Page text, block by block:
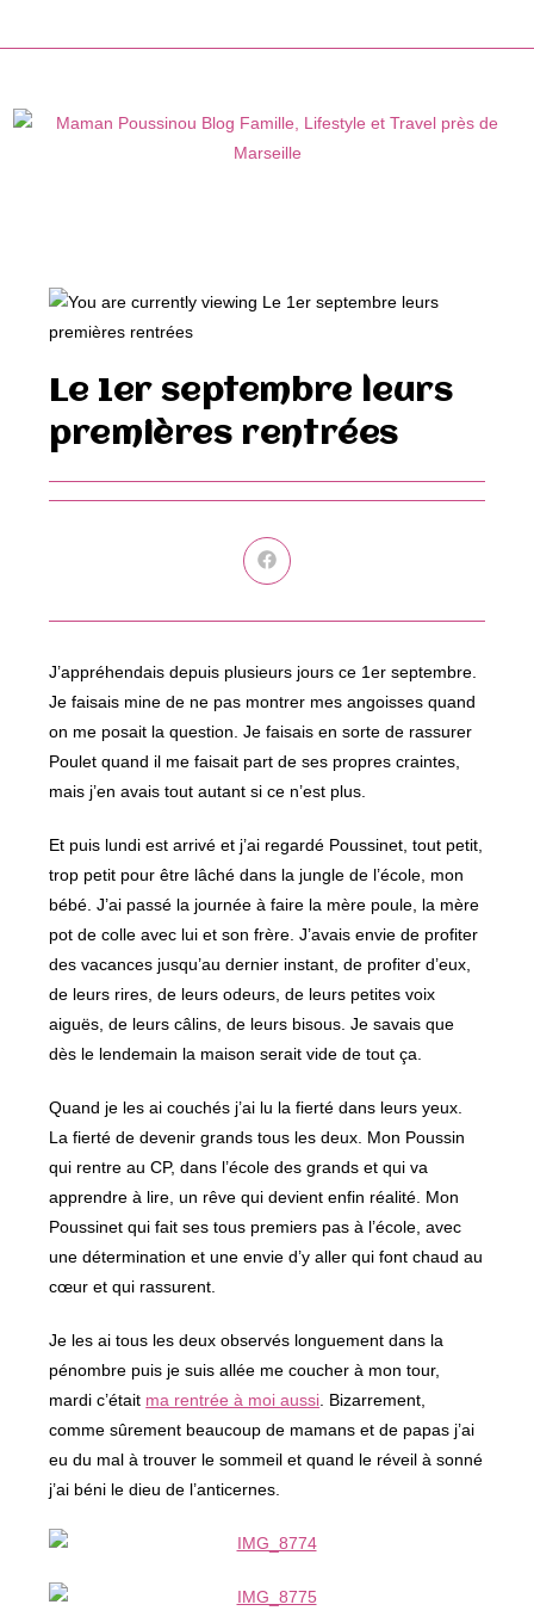
Le 1er septembre leurs
premières rentrées
Ouvrir
dans
autre
J’appréhendais depuis plusieurs jours ce 1er septembre.
Je faisais mine de ne pas montrer mes angoisses quand
on me posait la question. Je faisais en sorte de rassurer
Poulet quand il me faisait part de ses propres craintes,
mais j’en avais tout autant si ce n’est plus.
Et puis lundi est arrivé et j’ai regardé Poussinet, tout petit,
trop petit pour être lâché dans la jungle de l’école, mon
bébé. J’ai passé la journée à faire la mère poule, la mère
pot de colle avec lui et son frère. J’avais envie de profiter
des vacances jusqu’au dernier instant, de profiter d’eux,
de leurs rires, de leurs odeurs, de leurs petites voix
aiguës, de leurs câlins, de leurs bisous. Je savais que
dès le lendemain la maison serait vide de tout ça.
Quand je les ai couchés j’ai lu la fierté dans leurs yeux.
La fierté de devenir grands tous les deux. Mon Poussin
qui rentre au CP, dans l’école des grands et qui va
apprendre à lire, un rêve qui devient enfin réalité. Mon
Poussinet qui fait ses tous premiers pas à l’école, avec
une détermination et une envie d’y aller qui font chaud au
cœur et qui rassurent.
Je les ai tous les deux observés longuement dans la
pénombre puis je suis allée me coucher à mon tour,
mardi c’était ma rentrée à moi aussi . Bizarrement,
comme sûrement beaucoup de mamans et de papas j’ai
eu du mal à trouver le sommeil et quand le réveil à sonné
j’ai béni le dieu de l’anticernes.